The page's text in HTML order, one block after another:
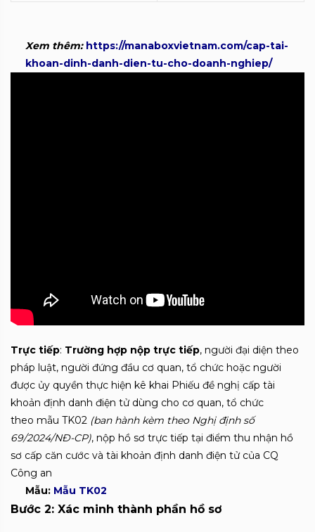
Xem thêm: https://manaboxvietnam.com/cap-tai-
khoan-dinh-danh-dien-tu-cho-doanh-nghiep/
Trực tiếp: Trường hợp nộp trực tiếp, người đại diện theo
pháp luật, người đứng đầu cơ quan, tổ chức hoặc người
được ủy quyền thực hiện kê khai Phiếu đề nghị cấp tài
khoản định danh điện tử dùng cho cơ quan, tổ chức
theo mẫu TK02 (ban hành kèm theo Nghị định số
69/2024/NĐ-CP), nộp hồ sơ trực tiếp tại điểm thu nhận hồ
sơ cấp căn cước và tài khoản định danh điện tử của CQ
Công an
Mẫu: Mẫu TK02
Bước 2: Xác minh thành phần hồ sơ